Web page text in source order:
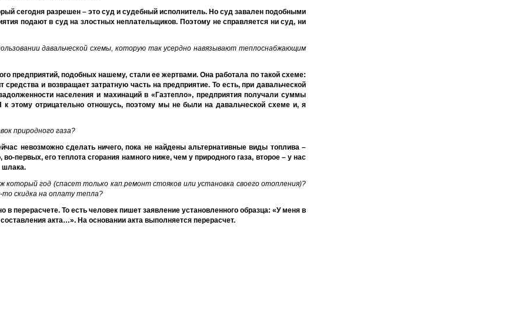
сегодня разрешен – это суд и судебный исполнитель. Но суд завален подобными
подают в суд на злостных неплательщиков. Поэтому не справляется ни суд, ни
давальческой схемы, которую так усердно навязывают теплоснабжающим
предприятий, подобных нашему, стали ее жертвами. Она работала по такой схеме:
и возвращает затратную часть на предприятие. То есть, при давальческой
населения и махинаций в «Газтепло», предприятия получали суммы
этому отрицательно отношусь, поэтому мы не были на давальческой схеме и, я
природного газа?
невозможно сделать ничего, пока не найдены альтернативные виды топлива –
первых, его теплота сгорания намного ниже, чем у природного газа, второе – у нас
шлака.
год (спасет только кап.ремонт стояков или установка своего отопления)?
то скидка на оплату тепла?
перерасчете. То есть человек пишет заявление установленного образца: «У меня в
акта…». На основании акта выполняется перерасчет.